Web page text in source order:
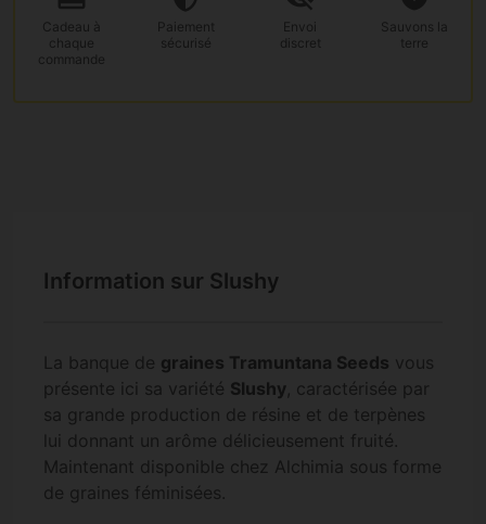
Cadeau à
chaque
commande
Paiement
sécurisé
Envoi
discret
Sauvons la
terre
Information sur Slushy
La banque de graines Tramuntana Seeds vous
présente ici sa variété Slushy, caractérisée par
sa grande production de résine et de terpènes
lui donnant un arôme délicieusement fruité.
Maintenant disponible chez Alchimia sous forme
de graines féminisées.